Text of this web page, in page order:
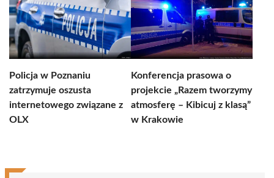
Policja w Poznaniu
zatrzymuje oszusta
internetowego związane z
OLX
Konferencja prasowa o
projekcie „Razem tworzymy
atmosferę – Kibicuj z klasą”
w Krakowie